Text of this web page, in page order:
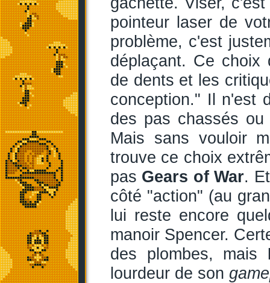
pointeur laser de
problème, c'est
déplaçant. Ce
de dents et les
conception." Il n'est
des pas chassés
Mais sans vouloir
trouve ce choix
pas Gears of War.
côté "action" (au
lui reste encore
manoir Spencer.
des plombes, mais
lourdeur de son